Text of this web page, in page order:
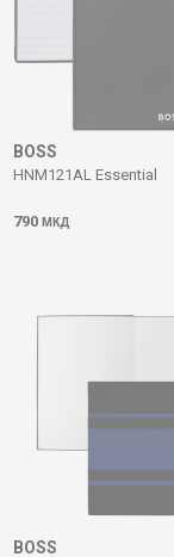
BOSS
HNM121AL Essential
790 МКД
BOSS